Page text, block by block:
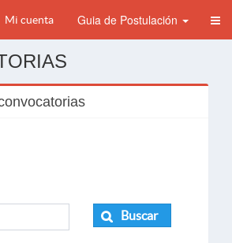
Mi cuenta Guia de Postulación
Buscar